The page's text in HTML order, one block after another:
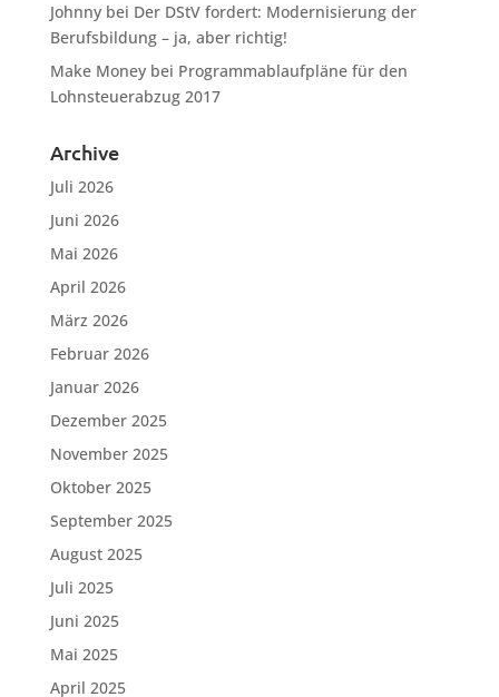
Johnnybei Der DStV fordert: Modernisierung der
Berufsbildung – ja, aber richtig!
Make Moneybei Programmablaufpläne für den
Lohnsteuerabzug 2017
Archive
Juli 2026
Juni 2026
Mai 2026
April 2026
März 2026
Februar 2026
Januar 2026
Dezember 2025
November 2025
Oktober 2025
September 2025
August 2025
Juli 2025
Juni 2025
Mai 2025
April 2025